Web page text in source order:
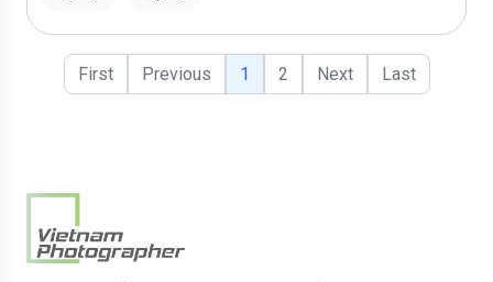
First Previous 1 2 Next Last